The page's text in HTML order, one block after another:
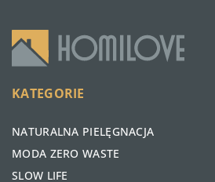
KATEGORIE
NATURALNA PIELĘGNACJA
MODA ZERO WASTE
SLOW LIFE